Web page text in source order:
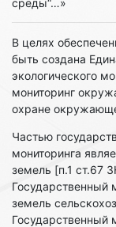
В целях
быть создана
экологического
мониторинг
охране
Частью
мониторинга
земель [п.1 ст.67
Государственный
земель
Государственный